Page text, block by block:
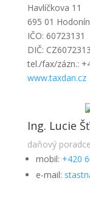
Havlíčkova 11
695 01 Hodonín
IČO: 60723131
DIČ:
tel./fax/zázn.:
www.taxdan.cz
Ing. Lucie
daňový poradce
mobil: +420
e-mail: